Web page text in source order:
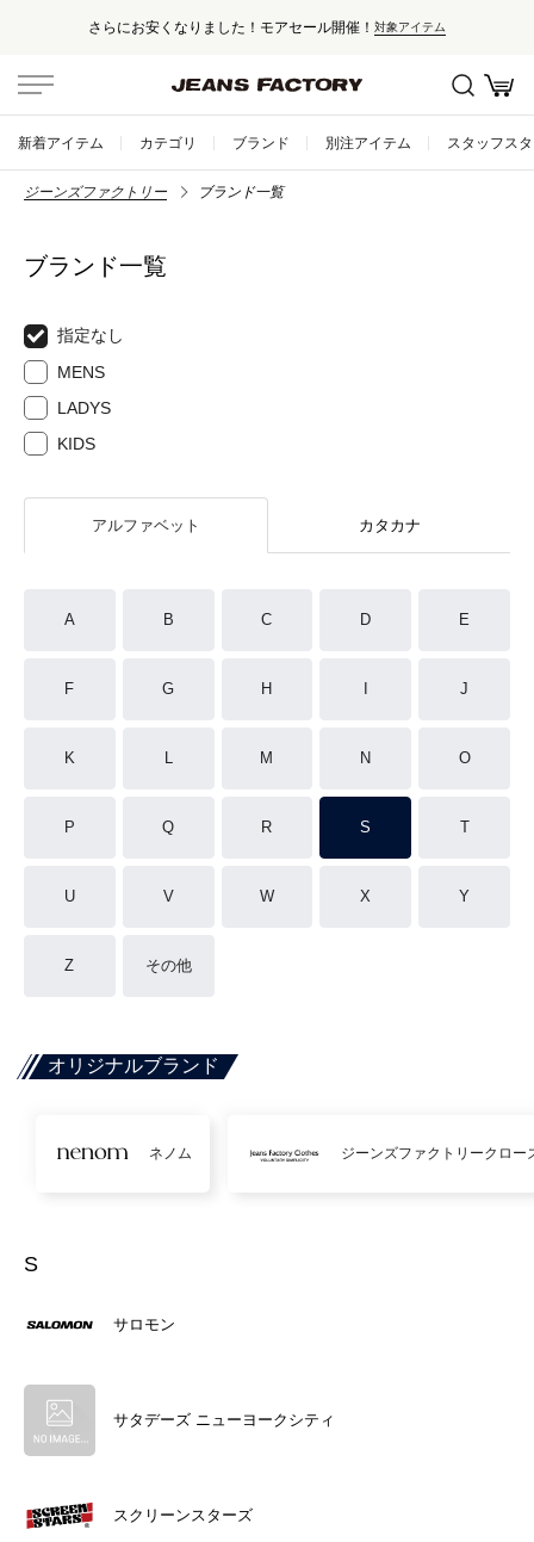
さらにお安くなりました！モアセール開催！ 対象アイテム
新着アイテム カテゴリ ブランド 別注アイテム スタッフス
ジーンズファクトリー ブランド一覧
ブランド一覧
指定なし
MENS
LADYS
KIDS
アルファベット カタカナ
A B C D E
F G H J
K L M N O
P Q R S T
U V W X Y
Z その他
オリジナルブランド
ネノム ジーンズファクトリークロー
S
サロモン
サタデーズ ニューヨークシティ
スクリーンスターズ